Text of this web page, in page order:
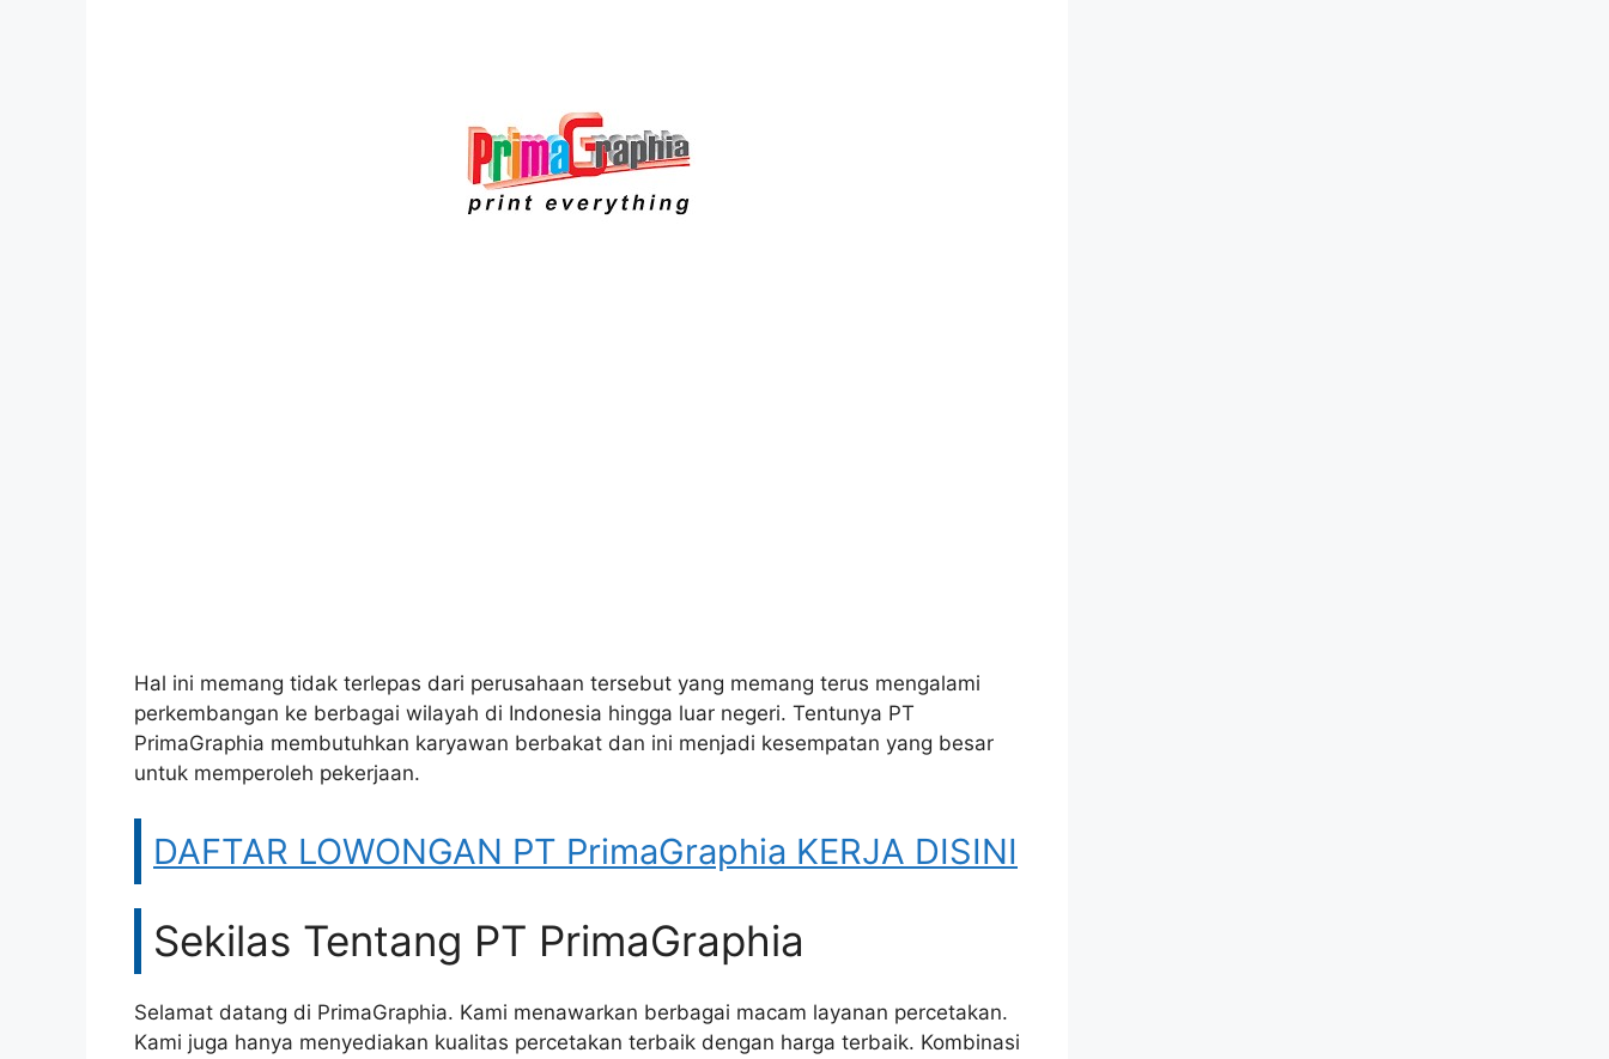
Hal ini memang tidak terlepas dari perusahaan tersebut yang memang terus mengalami
perkembangan ke berbagai wilayah di Indonesia hingga luar negeri. Tentunya PT
PrimaGraphia membutuhkan karyawan berbakat dan ini menjadi kesempatan yang besar
untuk memperoleh pekerjaan.
DAFTAR LOWONGAN PT PrimaGraphia KERJA DISINI
Sekilas Tentang PT PrimaGraphia
Selamat datang di PrimaGraphia. Kami menawarkan berbagai macam layanan percetakan.
Kami juga hanya menyediakan kualitas percetakan terbaik dengan harga terbaik. Kombinasi